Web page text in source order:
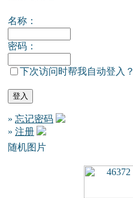
名称：
密码：
下次访问时帮我自动登入？
» 忘记密码
» 注册
随机图片